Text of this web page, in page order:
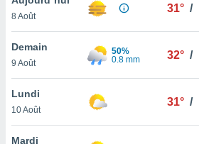
et
»,
au
vous
qu'ils
ou
8 Août
31° /
Demain
9 Août
50%
0.8 mm
32° /
Lundi
10 Août
31° /
Mardi